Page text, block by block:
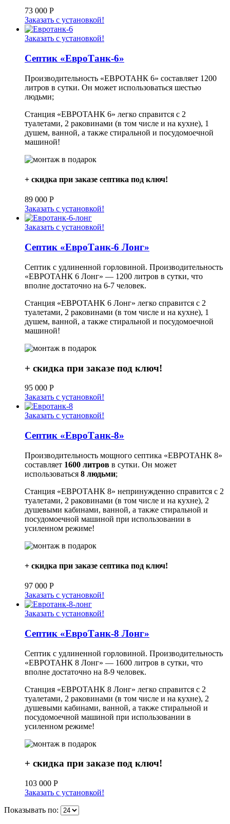
73 000 Р
Заказать с установкой!
Заказать с установкой!
Септик «ЕвроТанк-6»
Производительность «ЕВРОТАНК 6» составляет 1200
литров в сутки. Он может использоваться шестью
людьми;
Станция «ЕВРОТАНК 6» легко справится с 2
туалетами, 2 раковинами (в том числе и на кухне), 1
душем, ванной, а также стиральной и посудомоечной
машиной!
+ скидка при заказе септика под ключ!
89 000 Р
Заказать с установкой!
Заказать с установкой!
Септик «ЕвроТанк-6 Лонг»
Септик с удлиненной горловиной. Производительность
«ЕВРОТАНК 6 Лонг» — 1200 литров в сутки, что
вполне достаточно на 6-7 человек.
Станция «ЕВРОТАНК 6 Лонг» легко справится с 2
туалетами, 2 раковинами (в том числе и на кухне), 1
душем, ванной, а также стиральной и посудомоечной
машиной!
+ скидка при заказе под ключ!
95 000 Р
Заказать с установкой!
Заказать с установкой!
Септик «ЕвроТанк-8»
Производительность мощного септика «ЕВРОТАНК 8»
составляет 1600 литров в сутки. Он может
использоваться 8 людьми;
Станция «ЕВРОТАНК 8» непринужденно справится с 2
туалетами, 2 раковинами (в том числе и на кухне), 2
душевыми кабинами, ванной, а также стиральной и
посудомоечной машиной при использовании в
усиленном режиме!
+ скидка при заказе септика под ключ!
97 000 Р
Заказать с установкой!
Заказать с установкой!
Септик «ЕвроТанк-8 Лонг»
Септик с удлиненной горловиной. Производительность
«ЕВРОТАНК 8 Лонг» — 1600 литров в сутки, что
вполне достаточно на 8-9 человек.
Станция «ЕВРОТАНК 8 Лонг» легко справится с 2
туалетами, 2 раковинами (в том числе и на кухне), 2
душевыми кабинами, ванной, а также стиральной и
посудомоечной машиной при использовании в
усиленном режиме!
+ скидка при заказе под ключ!
103 000 Р
Заказать с установкой!
Показывать по: